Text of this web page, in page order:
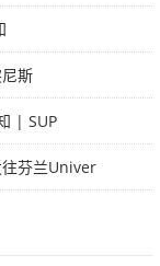
斯
| SUP
芬兰Univer